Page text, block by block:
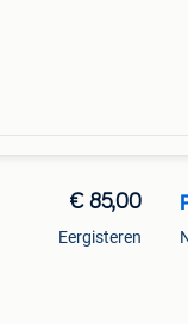
€ 85,00
Eergisteren